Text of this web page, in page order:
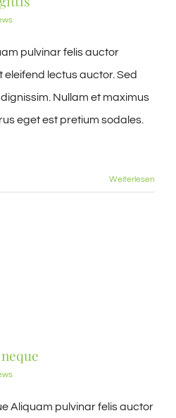
pulvinar felis auctor
lectus auctor. Sed
Nullam et maximus
eget est pretium sodales.
Weiterlesen
Aliquam pulvinar felis auctor